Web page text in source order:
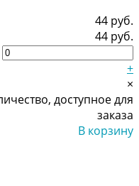
44 руб.
44 руб.
+
×
доступное для
заказа
В корзину